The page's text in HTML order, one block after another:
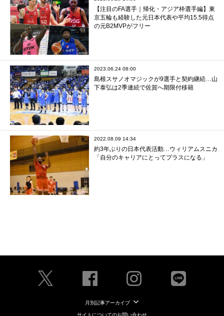
【注目のFA選手｜帰化・アジア枠選手編】東
京五輪も経験した元日本代表や平均15.5得点
の元B2MVPがフリー
2023.06.24 08:00
島根スサノオマジックが9選手と契約継続…山
下泰弘は2季連続で佐賀へ期限付移籍
2022.08.09 14:34
約3年ぶりの日本代表活動…ウィリアムスニカ
「自分のキャリアにとってプラスになる」
月別記事アーカイブ
サイトについてのお問い合わせ